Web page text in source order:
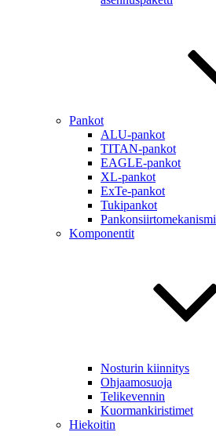
Pankot
ALU-pankot
TITAN-pankot
EAGLE-pankot
XL-pankot
ExTe-pankot
Tukipankot
Pankonsiirtomekanismi
Komponentit
Nosturin kiinnitys
Ohjaamosuoja
Telikevennin
Kuormankiristimet
Hiekoitin